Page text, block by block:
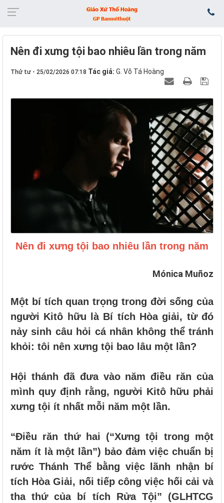
Nên đi xưng tội bao nhiêu lần trong năm
Thứ tư - 25/02/2026 07:18 Tác giả: G. Võ Tá Hoàng
Nên đi xưng tội bao nhiêu lần trong năm
Mónica Muñoz
Một bí tích quan trọng trong đời sống của
người Kitô hữu là Bí tích Hòa giải, từ đó
nảy sinh câu hỏi cá nhân không thể tránh
khỏi: tôi nên xưng tội bao lâu một lần?
Hội thánh đã đưa vào năm điều răn của
mình quy định rằng, người Kitô hữu phải
xưng tội ít nhất mỗi năm một lần.
“Điều răn thứ hai (“Xưng tội trong một
năm ít là một lần”) bảo đảm việc chuẩn bị
rước Thánh Thể bằng việc lãnh nhận bí
tích Hòa Giải, nối tiếp công việc hối cải và
tha thứ của bí tích Rửa Tội” (GLHTCG